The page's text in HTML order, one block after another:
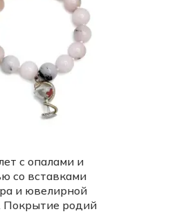
с опалами и
со вставками
и ювелирной
Покрытие родий